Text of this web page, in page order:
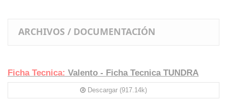
ARCHIVOS / DOCUMENTACIÓN
Ficha Tecnica: Valento - Ficha Tecnica TUNDRA
Descargar (917.14k)